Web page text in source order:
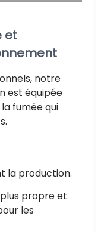
et
notre
est équipée
fumée qui
la production.
propre et
les